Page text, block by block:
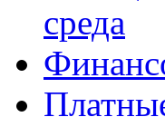
среда